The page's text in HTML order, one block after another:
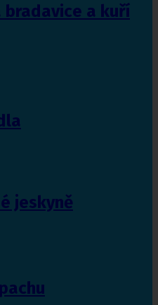
bradavice a kuří
jeskyně